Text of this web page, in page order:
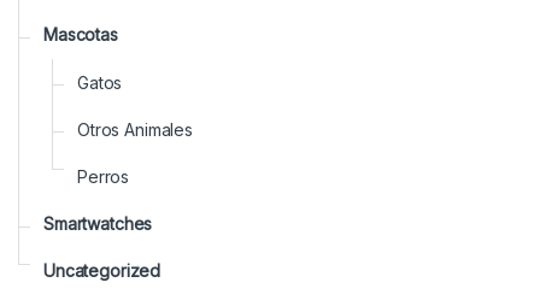
Mascotas
Gatos
Otros Animales
Perros
Smartwatches
Uncategorized